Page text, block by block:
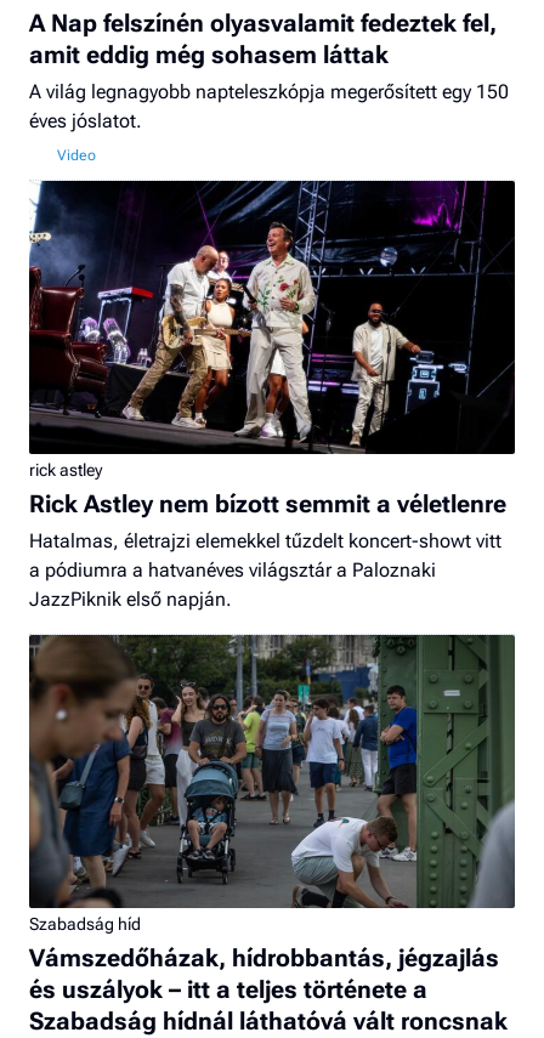
A Nap felszínén olyasvalamit fedeztek fel,
amit eddig még sohasem láttak
A világ legnagyobb napteleszkópja megerősített egy 150
éves jóslatot.
rick astley
Rick Astley nem bízott semmit a véletlenre
Hatalmas, életrajzi elemekkel tűzdelt koncert-showt vitt
a pódiumra a hatvanéves világsztár a Paloznaki
JazzPiknik első napján.
Szabadság híd
Vámszedőházak, hídrobbantás, jégzajlás
és uszályok – itt a teljes története a
Szabadság hídnál láthatóvá vált roncsnak